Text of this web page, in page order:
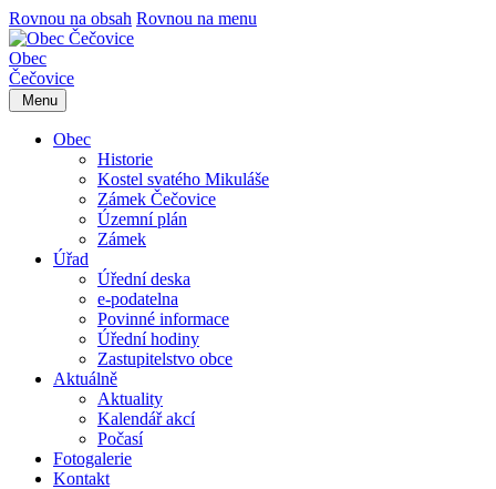
Rovnou na obsah Rovnou na menu
Obec
Čečovice
Menu
Obec
Historie
Kostel svatého Mikuláše
Zámek Čečovice
Územní plán
Zámek
Úřad
Úřední deska
e-podatelna
Povinné informace
Úřední hodiny
Zastupitelstvo obce
Aktuálně
Aktuality
Kalendář akcí
Počasí
Fotogalerie
Kontakt